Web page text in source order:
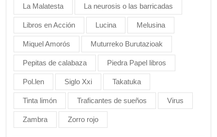
La Malatesta La neurosis o las barricadas
Libros en Acción Lucina Melusina
Miquel Amorós Muturreko Burutazioak
Pepitas de calabaza Piedra Papel libros
Pol.len Siglo Xxi Takatuka
Tinta limón Traficantes de sueños Virus
Zambra Zorro rojo